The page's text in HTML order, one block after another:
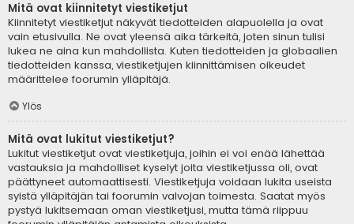
Mitä ovat kiinnitetyt viestiketjut
Kiinnitetyt viestiketjut näkyvät tiedotteiden alapuolella ja ovat
vain etusivulla. Ne ovat yleensä aika tärkeitä, joten sinun tulisi
lukea ne aina kun mahdollista. Kuten tiedotteiden ja globaalien
tiedotteiden kanssa, viestiketjujen kiinnittämisen oikeudet
määrittelee foorumin ylläpitäjä.
Ylös
Mitä ovat lukitut viestiketjut?
Lukitut viestiketjut ovat viestiketjuja, joihin ei voi enää lähettää
vastauksia ja mahdolliset kyselyt joita viestiketjussa oli, ovat
päättyneet automaattisesti. Viestiketjuja voidaan lukita useista
syistä ylläpitäjän tai foorumin valvojan toimesta. Saatat myös
pystyä lukitsemaan oman viestiketjusi, mutta tämä riippuu